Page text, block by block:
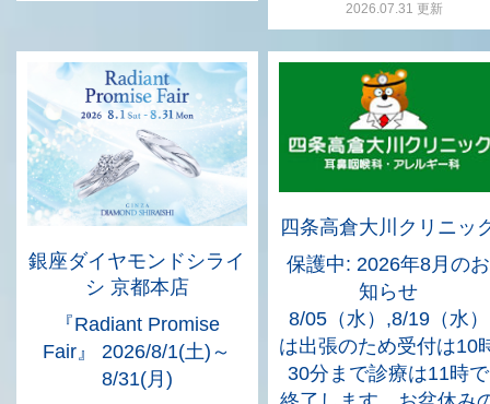
2026.07.31 更新
銀座ダイヤモンドシライ
シ 京都本店
『Radiant Promise
Fair』 2026/8/1(土)～
8/31(月)
四条高倉大川クリニッ
保護中: 2026年8月のお
知らせ
8/05（水）,8/19（水）
は出張のため受付は10
30分まで診療は11時で